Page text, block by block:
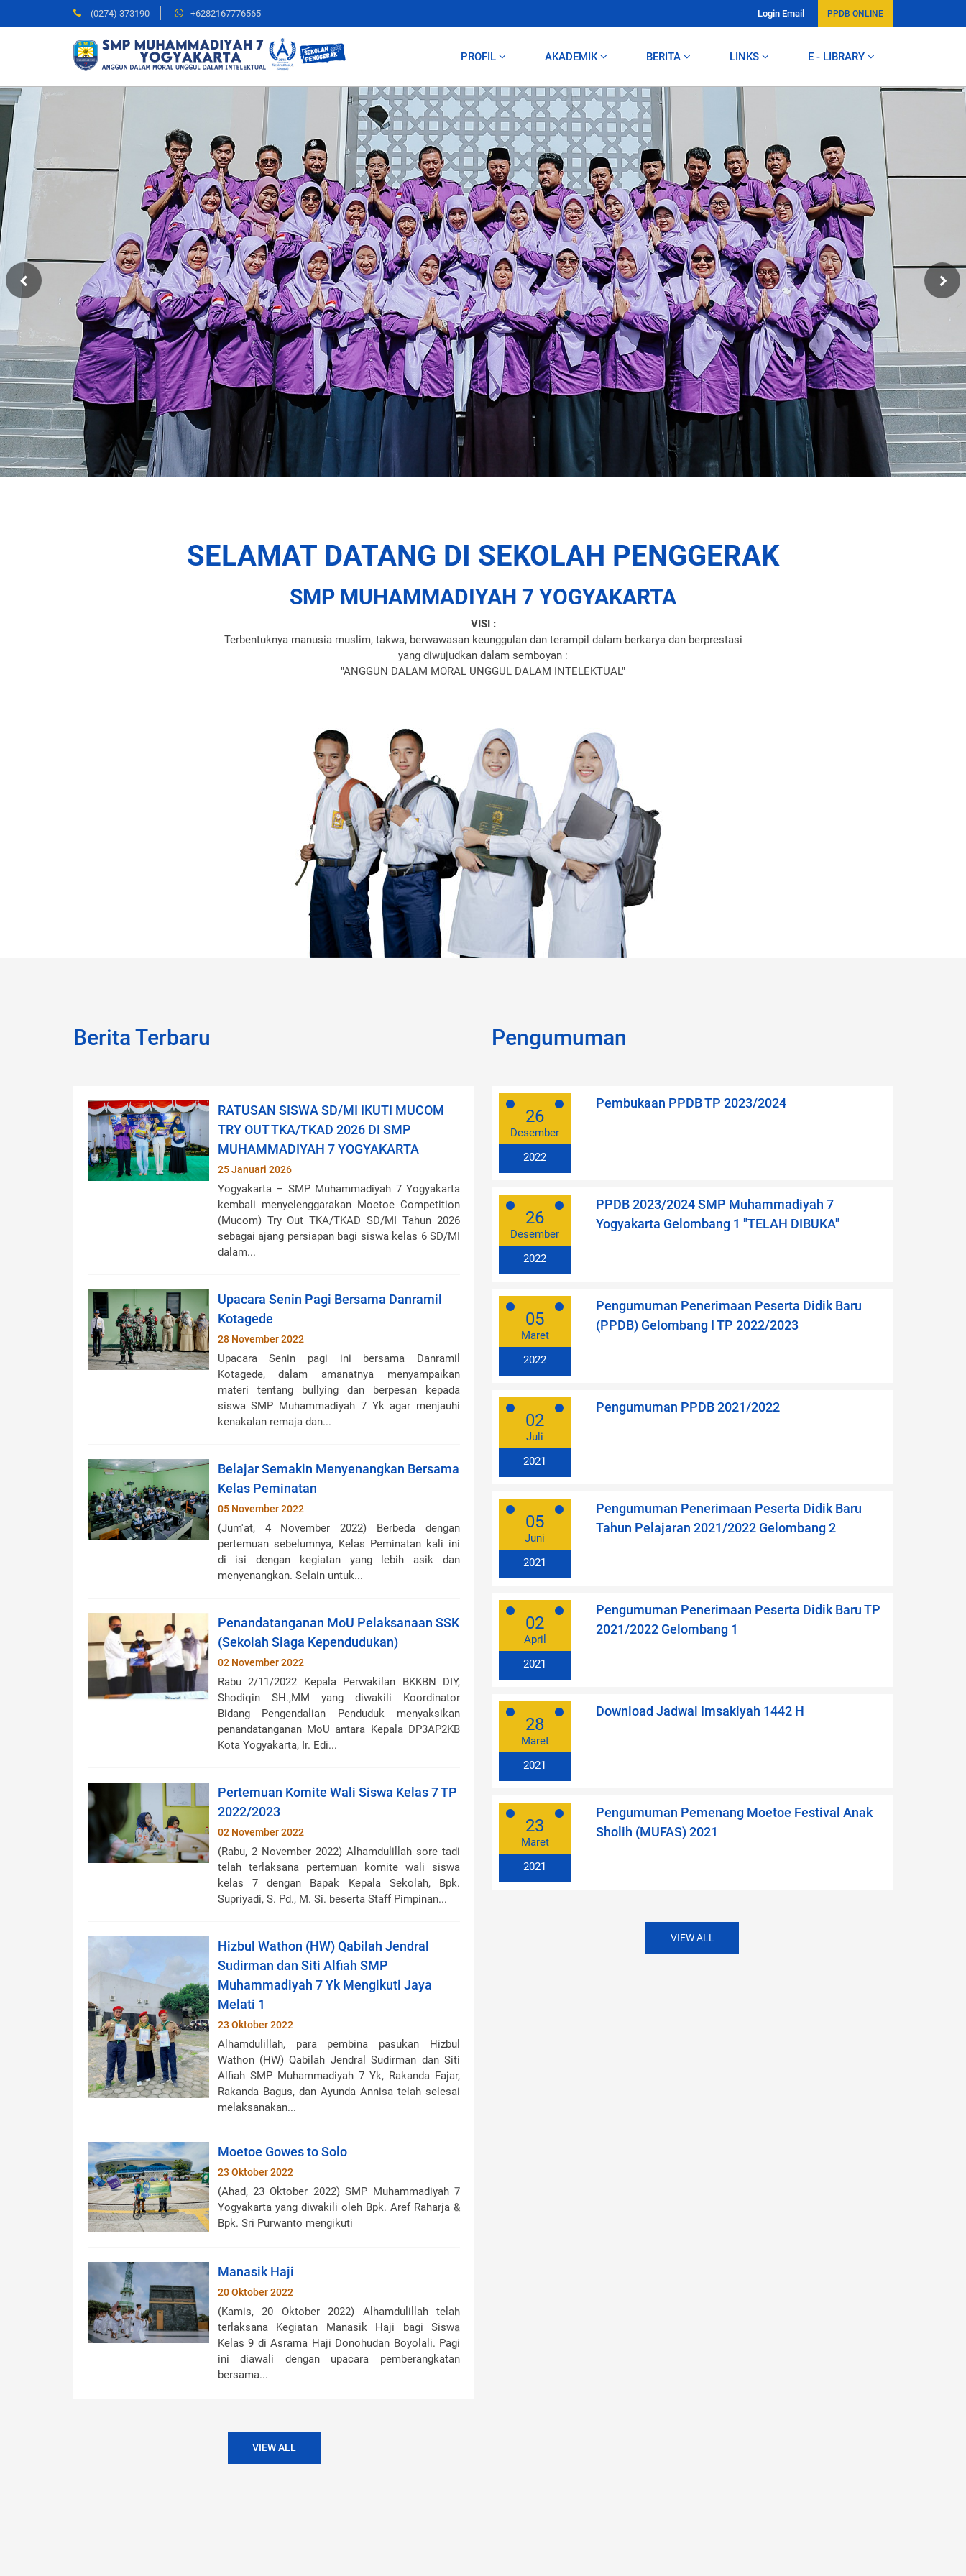
(0274) 373190 +6282167776565 Login Email PPDB ONLINE
PROFIL AKADEMIK BERITA LINKS E - LIBRARY
SELAMAT DATANG DI SEKOLAH PENGGERAK
SMP MUHAMMADIYAH 7 YOGYAKARTA
VISI :
Terbentuknya manusia muslim, takwa, berwawasan keunggulan dan terampil dalam berkarya dan berprestasi
yang diwujudkan dalam semboyan :
"ANGGUN DALAM MORAL UNGGUL DALAM INTELEKTUAL"
Berita Terbaru
RATUSAN SISWA SD/MI IKUTI MUCOM
TRY OUT TKA/TKAD 2026 DI SMP
MUHAMMADIYAH 7 YOGYAKARTA
25 Januari 2026
Yogyakarta – SMP Muhammadiyah 7 Yogyakarta
kembali menyelenggarakan Moetoe Competition
(Mucom) Try Out TKA/TKAD SD/MI Tahun 2026
sebagai ajang persiapan bagi siswa kelas 6 SD/MI
dalam...
Upacara Senin Pagi Bersama Danramil
Kotagede
28 November 2022
Upacara Senin pagi ini bersama Danramil
Kotagede, dalam amanatnya menyampaikan
materi tentang bullying dan berpesan kepada
siswa SMP Muhammadiyah 7 Yk agar menjauhi
kenakalan remaja dan...
Belajar Semakin Menyenangkan Bersama
Kelas Peminatan
05 November 2022
(Jum'at, 4 November 2022) Berbeda dengan
pertemuan sebelumnya, Kelas Peminatan kali ini
di isi dengan kegiatan yang lebih asik dan
menyenangkan. Selain untuk...
Penandatanganan MoU Pelaksanaan SSK
(Sekolah Siaga Kependudukan)
02 November 2022
Rabu 2/11/2022 Kepala Perwakilan BKKBN DIY,
Shodiqin SH.,MM yang diwakili Koordinator
Bidang Pengendalian Penduduk menyaksikan
penandatanganan MoU antara Kepala DP3AP2KB
Kota Yogyakarta, Ir. Edi...
Pertemuan Komite Wali Siswa Kelas 7 TP
2022/2023
02 November 2022
(Rabu, 2 November 2022) Alhamdulillah sore tadi
telah terlaksana pertemuan komite wali siswa
kelas 7 dengan Bapak Kepala Sekolah, Bpk.
Supriyadi, S. Pd., M. Si. beserta Staff Pimpinan...
Hizbul Wathon (HW) Qabilah Jendral
Sudirman dan Siti Alfiah SMP
Muhammadiyah 7 Yk Mengikuti Jaya
Melati 1
23 Oktober 2022
Alhamdulillah, para pembina pasukan Hizbul
Wathon (HW) Qabilah Jendral Sudirman dan Siti
Alfiah SMP Muhammadiyah 7 Yk, Rakanda Fajar,
Rakanda Bagus, dan Ayunda Annisa telah selesai
melaksanakan...
Moetoe Gowes to Solo
23 Oktober 2022
(Ahad, 23 Oktober 2022) SMP Muhammadiyah 7
Yogyakarta yang diwakili oleh Bpk. Aref Raharja &
Bpk. Sri Purwanto mengikuti
Manasik Haji
20 Oktober 2022
(Kamis, 20 Oktober 2022) Alhamdulillah telah
terlaksana Kegiatan Manasik Haji bagi Siswa
Kelas 9 di Asrama Haji Donohudan Boyolali. Pagi
ini diawali dengan upacara pemberangkatan
bersama...
VIEW ALL
Pengumuman
26
Desember
2022
Pembukaan PPDB TP 2023/2024
26
Desember
2022
PPDB 2023/2024 SMP Muhammadiyah 7
Yogyakarta Gelombang 1 "TELAH DIBUKA"
05
Maret
2022
Pengumuman Penerimaan Peserta Didik Baru
(PPDB) Gelombang I TP 2022/2023
02
Juli
2021
Pengumuman PPDB 2021/2022
05
Juni
2021
Pengumuman Penerimaan Peserta Didik Baru
Tahun Pelajaran 2021/2022 Gelombang 2
02
April
2021
Pengumuman Penerimaan Peserta Didik Baru TP
2021/2022 Gelombang 1
28
Maret
2021
Download Jadwal Imsakiyah 1442 H
23
Maret
2021
Pengumuman Pemenang Moetoe Festival Anak
Sholih (MUFAS) 2021
VIEW ALL